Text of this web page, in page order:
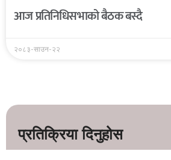
आज प्रतिनिधिसभाको बैठक बस्दै
२०८३-साउन-२२